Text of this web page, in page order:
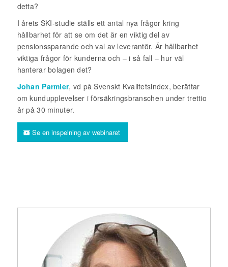
detta?
I årets SKI-studie ställs ett antal nya frågor kring
hållbarhet för att se om det är en viktig del av
pensionssparande och val av leverantör. Är hållbarhet
viktiga frågor för kunderna och – i så fall – hur väl
hanterar bolagen det?
Johan Parmler, vd på Svenskt Kvalitetsindex, berättar
om kundupplevelser i försäkringsbranschen under trettio
år på 30 minuter.
Se en inspelning av webinaret